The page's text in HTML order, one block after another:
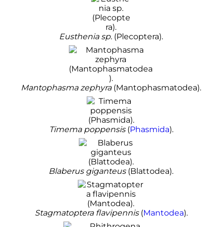
Eusthenia sp. (Plecoptera).
Mantophasma zephyra(Mantophasmatodea).
Timema poppensis(Phasmida).
Blaberus giganteus(Blattodea).
Stagmatoptera flavipennis(Mantodea).